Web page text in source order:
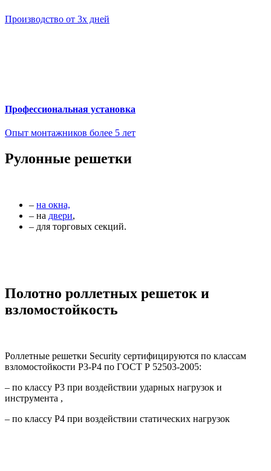
Производство от 3х дней
Профессиональная установка
Опыт монтажников более 5 лет
Рулонные решетки
– на окна,
– на двери,
– для торговых секций.
Полотно роллетных решеток и
взломостойкость
Роллетные решетки Security сертифицируются по классам
взломостойкости Р3-Р4 по ГОСТ Р 52503-2005:
– по классу Р3 при воздействии ударных нагрузок и
инструмента ,
– по классу Р4 при воздействии статических нагрузок